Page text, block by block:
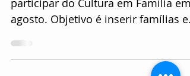
assistir espetáculo teatral
pela primeira vez
participar do Cultura em Família em